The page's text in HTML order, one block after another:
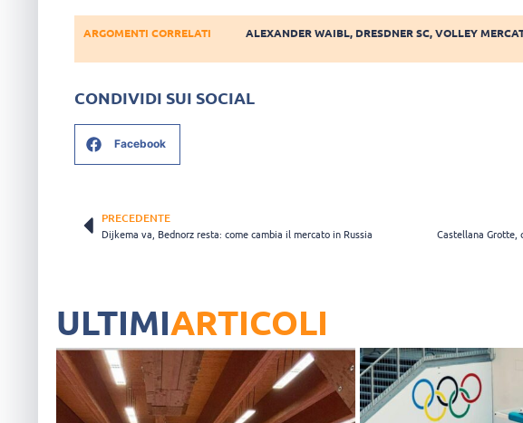
ARGOMENTI CORRELATI ALEXANDER WAIBL, DRESDNER SC,VOLLEY
CONDIVIDI SUI SOCIAL
Facebook
PRECEDENTE
Dijkema va, Bednorz resta: come cambia il mercato in Russia
ULTIMIARTICOLI